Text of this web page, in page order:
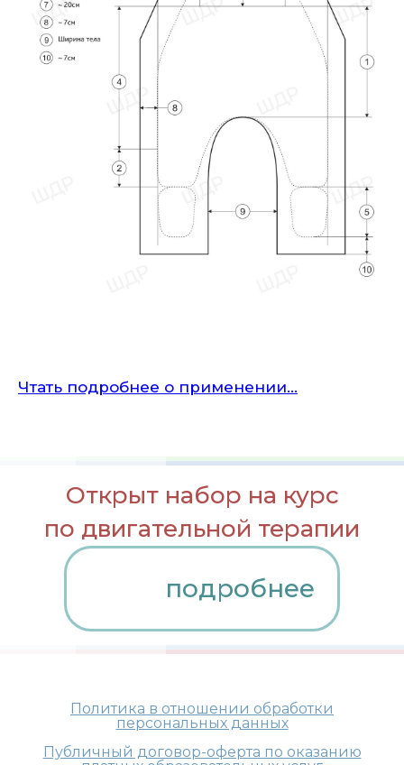
Чтать подробнее о применении...
Открыт набор на курс
по двигательной терапии
подробнее
Политика в отношении обработки
персональных данных
Публичный договор-оферта по оказанию